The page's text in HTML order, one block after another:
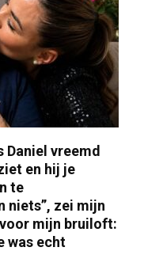
Daniel vreemd
en hij je
te
niets”, zei mijn
mijn bruiloft:
was echt